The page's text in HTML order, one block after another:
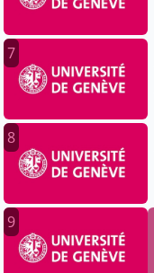
7
8
9